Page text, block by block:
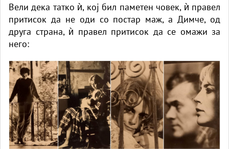
Вели дека татко ѝ, кој бил паметен човек, ѝ правел
притисок да не оди со постар маж, а Димче, од
друга страна, ѝ правел притисок да се омажи за
него: